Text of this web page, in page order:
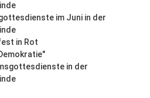
im Juni in der
in Rot
in der